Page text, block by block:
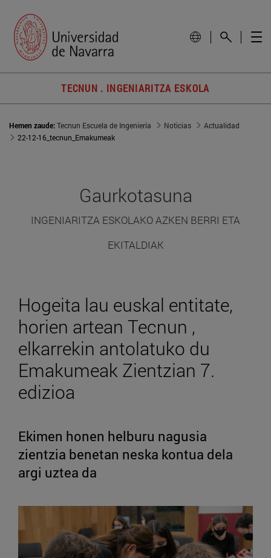
TECNUN . INGENIARITZA ESKOLA
Hemen zaude:Tecnun Escuela de Ingeniería Noticias
Actualidad
22-12-16_tecnun_Emakumeak
Gaurkotasuna
INGENIARITZA ESKOLAKO AZKEN BERRI ETA
EKITALDIAK
Hogeita lau euskal entitate,
horien artean Tecnun ,
elkarrekin antolatuko du
Emakumeak Zientzian 7.
edizioa
Ekimen honen helburu nagusia
zientzia benetan neska kontua dela
argi uztea da